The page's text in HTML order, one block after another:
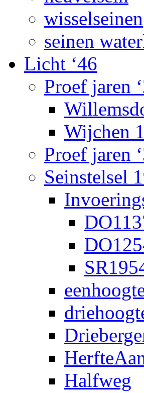
wisselseinen
seinen
Licht ‘46
Proef jaren
Wijchen
Proef jaren
Seinstelsel
Halfweg